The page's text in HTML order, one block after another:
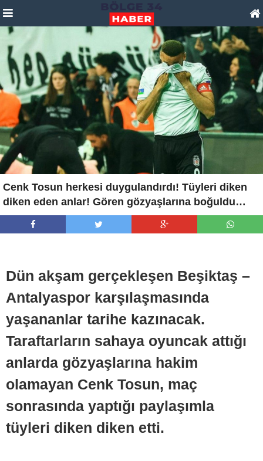
Cenk Tosun herkesi duygulandırdı! Tüyleri diken
diken eden anlar! Gören gözyaşlarına boğuldu…
Dün akşam gerçekleşen Beşiktaş –
Antalyaspor karşılaşmasında
yaşananlar tarihe kazınacak.
Taraftarların sahaya oyuncak attığı
anlarda gözyaşlarına hakim
olamayan Cenk Tosun, maç
sonrasında yaptığı paylaşımla
tüyleri diken diken etti.